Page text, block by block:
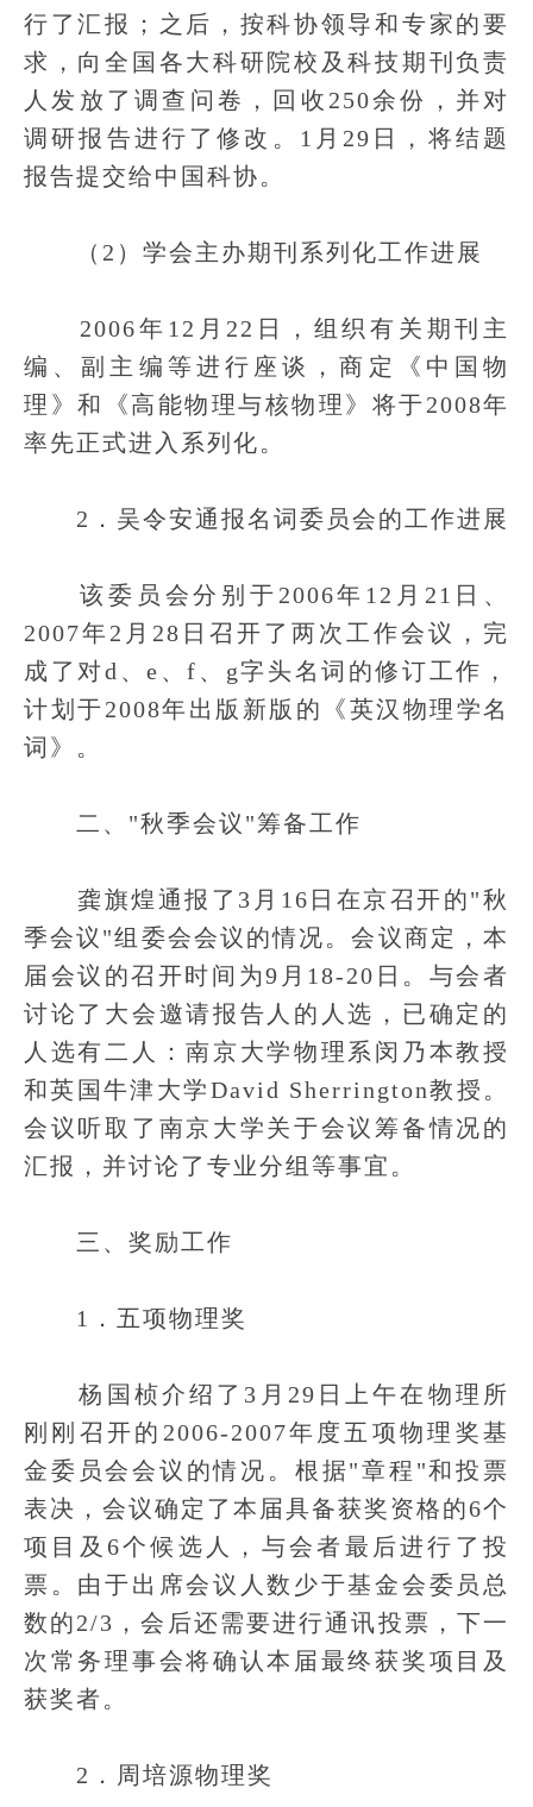
行了汇报；之后，按科协领导和专家的要
求，向全国各大科研院校及科技期刊负责
人发放了调查问卷，回收250余份，并对
调研报告进行了修改。1月29日，将结题
报告提交给中国科协。
（2）学会主办期刊系列化工作进展
2006年12月22日，组织有关期刊主
编、副主编等进行座谈，商定《中国物
理》和《高能物理与核物理》将于2008年
率先正式进入系列化。
2．吴令安通报名词委员会的工作进展
该委员会分别于2006年12月21日、
2007年2月28日召开了两次工作会议，完
成了对d、e、f、g字头名词的修订工作，
计划于2008年出版新版的《英汉物理学名
词》。
二、"秋季会议"筹备工作
龚旗煌通报了3月16日在京召开的"秋
季会议"组委会会议的情况。会议商定，本
届会议的召开时间为9月18-20日。与会者
讨论了大会邀请报告人的人选，已确定的
人选有二人：南京大学物理系闵乃本教授
和英国牛津大学David Sherrington教授。
会议听取了南京大学关于会议筹备情况的
汇报，并讨论了专业分组等事宜。
三、奖励工作
1．五项物理奖
杨国桢介绍了3月29日上午在物理所
刚刚召开的2006-2007年度五项物理奖基
金委员会会议的情况。根据"章程"和投票
表决，会议确定了本届具备获奖资格的6个
项目及6个候选人，与会者最后进行了投
票。由于出席会议人数少于基金会委员总
数的2/3，会后还需要进行通讯投票，下一
次常务理事会将确认本届最终获奖项目及
获奖者。
2．周培源物理奖